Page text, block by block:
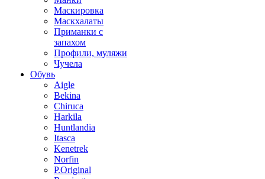
Маскировка
Маскхалаты
Приманки с
запахом
Профили, муляжи
Чучела
Обувь
Aigle
Bekina
Chiruсa
Harkila
Huntlandia
Itasca
Kenetrek
Norfin
P.Original